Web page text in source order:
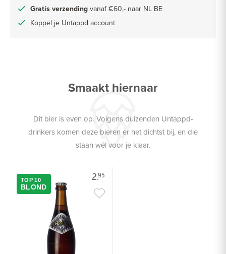
Gratis verzending vanaf €60,- naar NL BE
Koppel je Untappd account
Smaakt hiernaar
Dit bier is even op. Volgens duizenden Untappd-
drinkers komen deze bieren er het dichtst bij, en die
staan wél voor je klaar.
2.95
TOP 10
BLOND